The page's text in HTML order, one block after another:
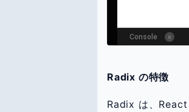
Radix の特徴
Radix は、React